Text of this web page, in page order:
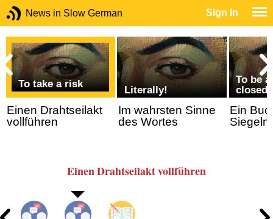
News in Slow German Sign In
To take a risk
Einen Drahtseilakt
vollführen
Literally!
Im wahrsten Sinne
des Wortes
To be
closed
Ein
Siegeln
Einen Drahtseilaktvollführen